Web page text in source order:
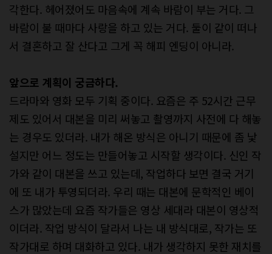
각한다. 헤어졌어도 마음속에 계속 바람이 부는 거다. 그
바람이 불 때마다 사랑을 하고 있는 거다. 둘이 같이 떠나
서 결혼하고 잘 산다고 그게 꼭 해피 엔딩이 아니라.
앞으로 계획이 궁금하다.
드라마와 영화 모두 기획 중이다. 요즘은 주 52시간 근무
제도 있어서 대본을 미리 써놓고 촬영까지 사전에 다 해놓
는 경우도 있더라. 내가 해온 방식은 아니기 때문에 좀 낯
설지만 어느 정도는 만들어놓고 시작할 생각이다. 신인 작
가와 같이 대본을 쓰고 있는데, 작업하다 보면 결국 거기
에 또 내가 투영되더라. 우리 때는 대본에 문학적인 베이
스가 많았는데 요즘 작가들은 영상 세대라 대본이 영상적
이더라. 작업 방식이 달라서 나는 내 방식대로, 작가는 또
작가대로 하며 대화하고 있다. 내가 생각하지 못한 재치를